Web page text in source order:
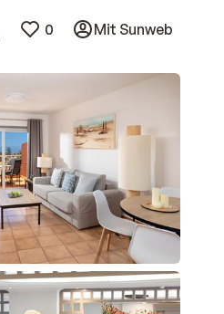
0 Mit Sunweb